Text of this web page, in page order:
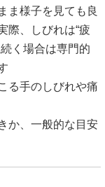
ま様子を見ても良
際、しびれは“疲
く場合は専門的
る手のしびれや痛
か、一般的な目安